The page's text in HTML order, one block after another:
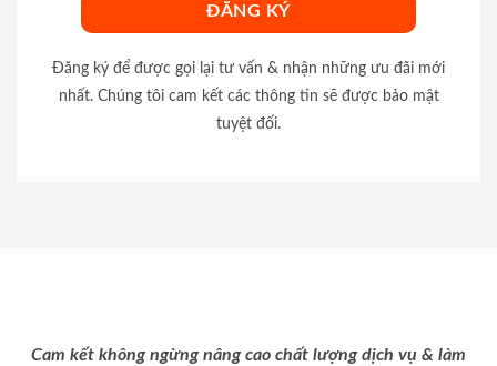
Đăng ký để được gọi lại tư vấn & nhận những ưu đãi mới
nhất. Chúng tôi cam kết các thông tin sẽ được bảo mật
tuyệt đối.
Cam kết không ngừng nâng cao chất lượng dịch vụ & làm